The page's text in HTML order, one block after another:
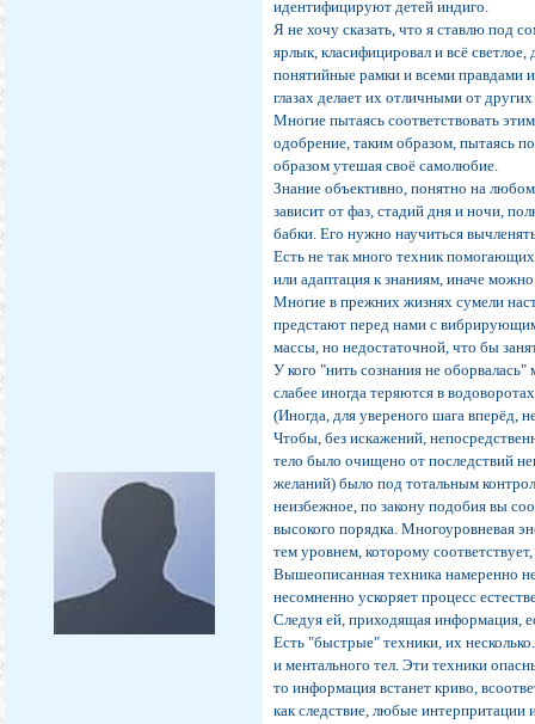
идентифицируют детей индиго.
Я не хочу сказать, что я ставлю под
ярлык, класифицировал и всё
понятийные рамки и всеми
глазах делает их отличными от
Многие пытаясь соответствовать
одобрение, таким образом, пытаясь
образом утешая своё самолюбие.
Знание объективно, понятно на
зависит от фаз, стадий дня и ночи,
бабки. Его нужно научиться
Есть не так много техник
или адаптация к знаниям, иначе
Многие в прежних жизнях сумели
предстают перед нами с
массы, но недостаточной, что бы
У кого "нить сознания не
слабее иногда теряются в
(Иногда, для увереного шага вперёд,
Чтобы, без искажений,
тело было очищено от последствий
желаний) было под тотальным
неизбежное, по закону подобия вы
высокого порядка. Многоуровневая
тем уровнем, которому
Вышеописанная техника намеренно
несомненно ускоряет процесс
Следуя ей, приходящая информация,
Есть "быстрые" техники, их
и ментального тел. Эти техники
то информация встанет криво,
как следствие, любые